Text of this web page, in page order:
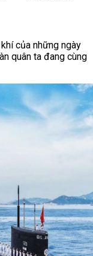
của những ngày
quân ta đang cùng